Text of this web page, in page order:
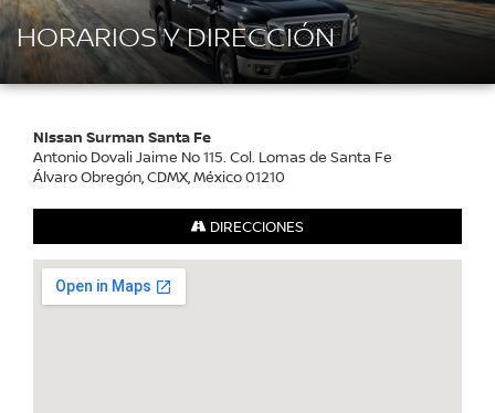
HORARIOS Y DIRECCIÓN
NIssan Surman Santa Fe
Antonio Dovali Jaime No 115. Col. Lomas de Santa Fe
Álvaro Obregón, CDMX, México 01210
DIRECCIONES